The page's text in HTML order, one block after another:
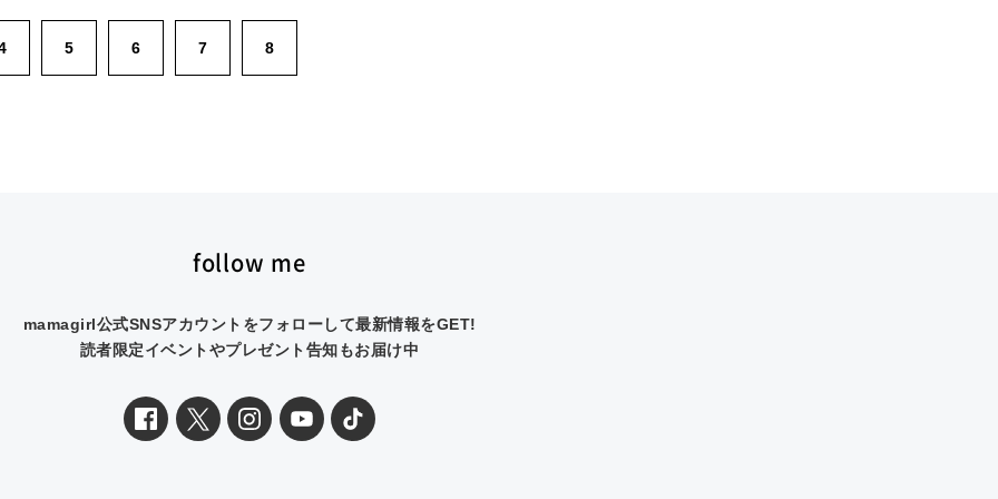
5 6 7 8
follow me
mamagirl公式SNSアカウントをフォローして最新情報をGET!
読者限定イベントやプレゼント告知もお届け中